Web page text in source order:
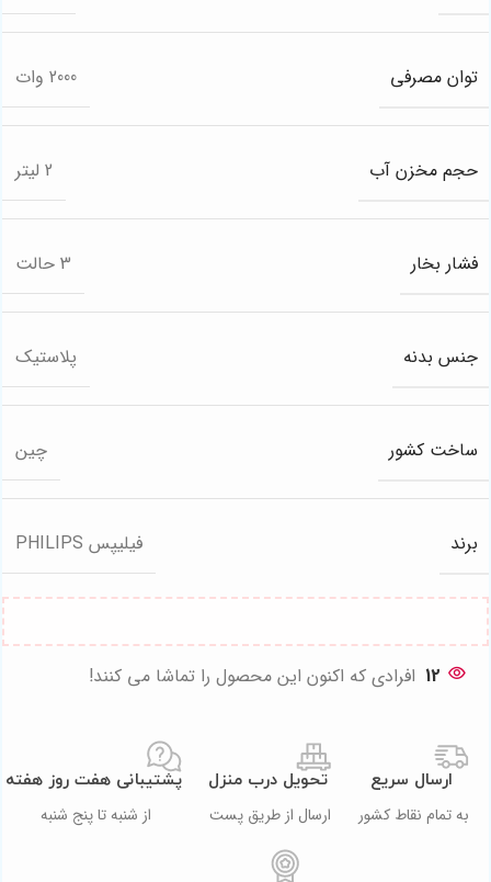
توان مصرفی 2000 وات
حجم مخزن آب 2 لیتر
فشار بخار 3 حالت
جنس بدنه پلاستیک
ساخت کشور چین
برند فیلیپس PHILIPS
12 افرادی که اکنون این محصول را تماشا می کنند!
ارسال سریع
به تمام نقاط کشور
تحویل درب منزل
ارسال از طریق پست
پشتیبانی هفت روز هفته
از شنبه تا پنج شنبه